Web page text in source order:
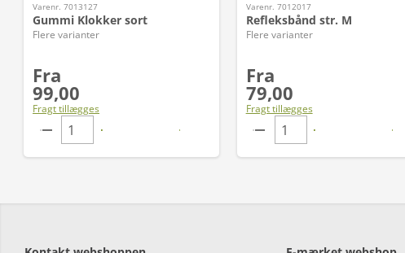
Varenr. 7013127
Gummi Klokker sort
Flere varianter
Fra
99,00
Fragt tillægges
Varenr. 7012017
Refleksbånd str. M
Flere varianter
Fra
79,00
Fragt tillægges